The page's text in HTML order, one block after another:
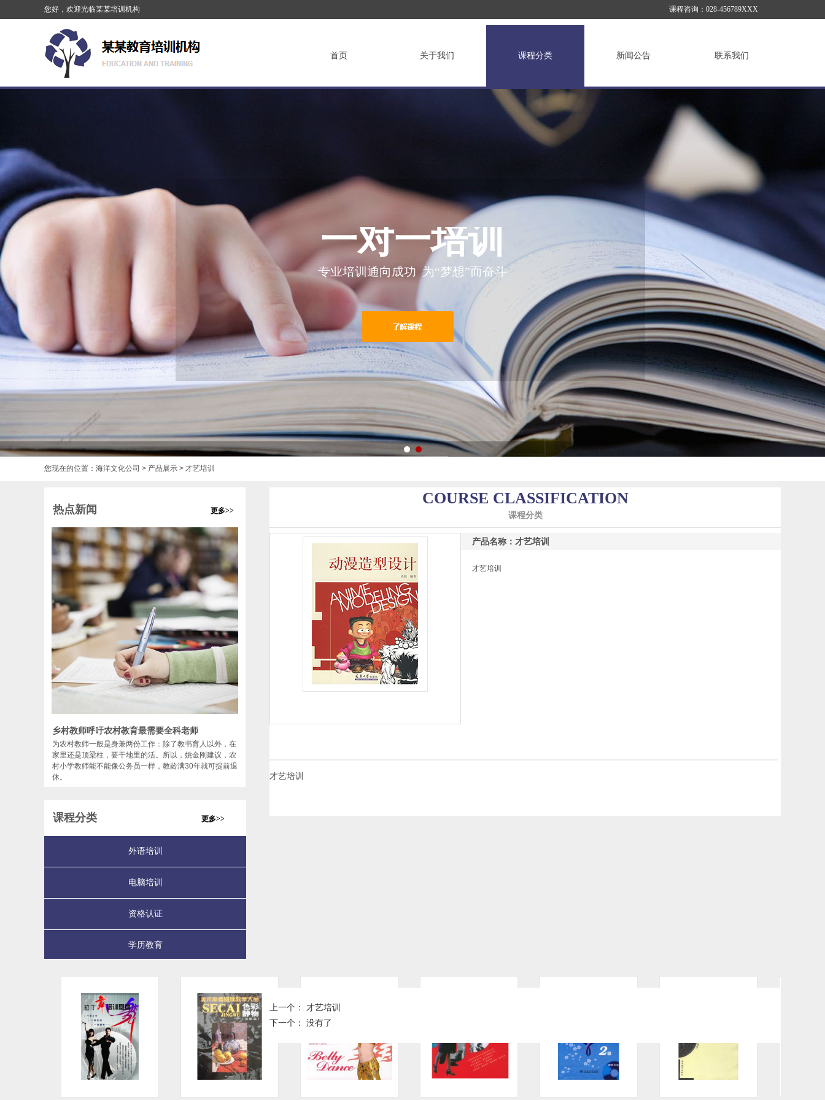
您好，欢迎光临某某培训机构
专业培训通向成功 为“梦想”而奋斗
一对一培训
课程咨询：028-456789XXX
首页 关于我们 课程分类 新闻公告 联系我们
您现在的位置： 海洋文化公司 > 产品展示 > 才艺培训
乡村教师呼吁农村教育最需要全科老师
为农村教师一般是身兼两份工作：除了教书育人以外，在
家里还是顶梁柱，要干地里的活。所以，姚金刚建议，农
村小学教师能不能像公务员一样，教龄满30年就可提前退
休。
热点新闻 更多>>
外语培训
电脑培训
资格认证
学历教育
COURSE CLASSIFICATION
课程分类
课程分类 更多>>
上一个： 才艺培训
下一个： 没有了
产品名称：才艺培训
才艺培训
才艺培训